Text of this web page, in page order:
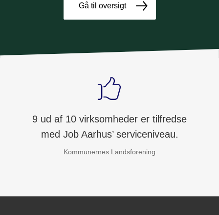
Gå til oversigt
9 ud af 10 virksomheder er tilfredse
med Job Aarhus’ serviceniveau.
Kommunernes Landsforening